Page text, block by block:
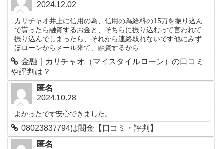
2024.12.02
カリチャオ井上に信用の為、信用の為給料の15万を振り込ん
で貰ったら融資するお金と、そちらに振り込むって言われて
振り込んでしまったら、それから連絡取れないです他にみず
ほローンからメール来て、融資するから...
金融｜カリチャオ（マイスタイルローン）の口コミ
や評判は？
匿名
2024.10.28
よかったです安心できました。
08023837794は闇金【口コミ・評判】
匿名